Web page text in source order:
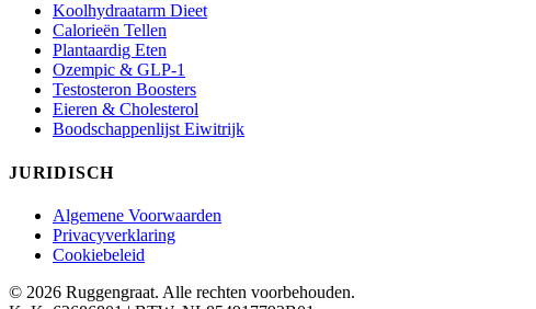
Koolhydraatarm Dieet
Calorieën Tellen
Plantaardig Eten
Ozempic & GLP-1
Testosteron Boosters
Eieren & Cholesterol
Boodschappenlijst Eiwitrijk
JURIDISCH
Algemene Voorwaarden
Privacyverklaring
Cookiebeleid
© 2026 Ruggengraat. Alle rechten voorbehouden.